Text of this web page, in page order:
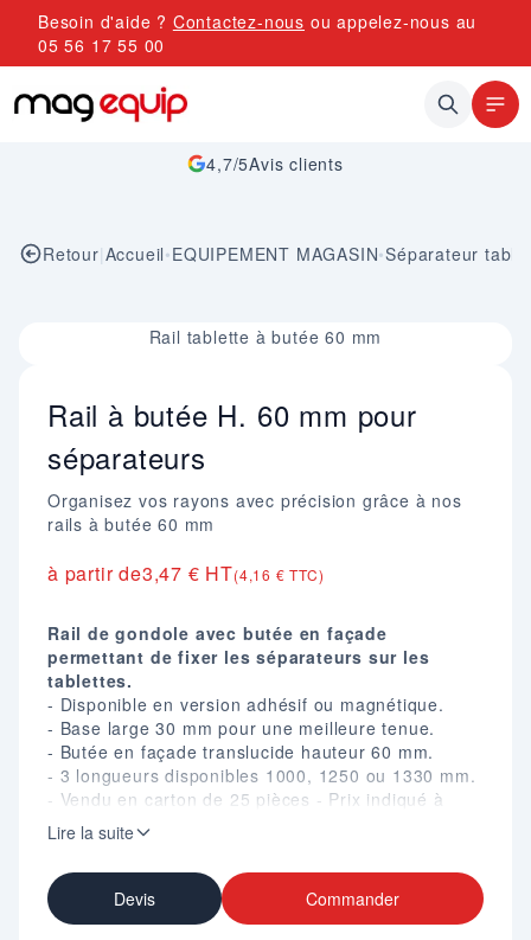
Allez au contenu
Besoin d'aide ? Contactez-nous ou appelez-nous au
05 56 17 55 00
4,7/5Avis clients
Retour|Accueil•EQUIPEMENT MAGASIN•Séparateur
Rail tablette à butée 60 mm
Rail à butée H. 60 mm pour
séparateurs
Organisez vos rayons avec précision grâce à nos
rails à butée 60 mm
à partir de3,47 € HT(4,16 € TTC)
Rail de gondole avec butée en façade
permettant de fixer les séparateurs sur les
tablettes.
- Disponible en version adhésif ou magnétique.
- Base large 30 mm pour une meilleure tenue.
- Butée en façade translucide hauteur 60 mm.
- 3 longueurs disponibles 1000, 1250 ou 1330 mm.
- Vendu en carton de 25 pièces - Prix indiqué à
l'unité.
Lire la suite
Devis Commander